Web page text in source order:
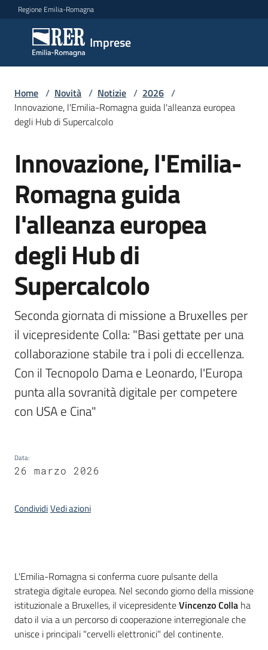
Vai al contenuto
Vai alla navigazione
Vai al footer
Regione Emilia-Romagna
Imprese
Imprese
Argomenti
Servizi
Leggi
Atti
Bandi
Piani
Programmi
Progetti
Newsletter
Seguici
Home / Novità / Notizie / 2026 /
Innovazione, l'Emilia-Romagna guida l'alleanza europea
degli Hub di Supercalcolo
Salta al contenuto
Innovazione, l'Emilia-
Romagna guida
l'alleanza europea
degli Hub di
Supercalcolo
Seconda giornata di missione a Bruxelles per
il vicepresidente Colla: "Basi gettate per una
collaborazione stabile tra i poli di eccellenza.
Con il Tecnopolo Dama e Leonardo, l'Europa
punta alla sovranità digitale per competere
con USA e Cina"
Data:
26 marzo 2026
CondividiVedi azioni
Introduzione
L'Emilia-Romagna si conferma cuore pulsante della
strategia digitale europea. Nel secondo giorno della missione
istituzionale a Bruxelles, il vicepresidenteVincenzo Colla ha
dato il via a un percorso di cooperazione interregionale che
unisce i principali "cervelli elettronici" del continente.